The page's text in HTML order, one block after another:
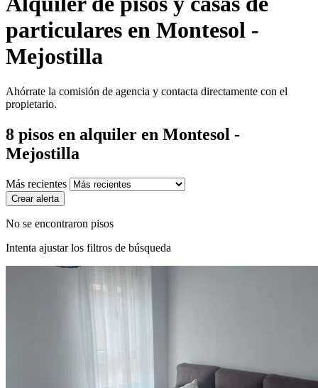
particulares en Montesol -
Mejostilla
Ahórrate la comisión de agencia y contacta directamente con el
propietario.
8 pisos en alquiler en Montesol -
Mejostilla
Más recientes
Crear alerta
No se encontraron pisos
Intenta ajustar los filtros de búsqueda